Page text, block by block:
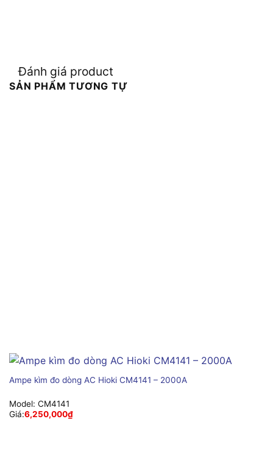
Đánh giá product
SẢN PHẨM TƯƠNG TỰ
Ampe kìm đo dòng AC Hioki CM4141 – 2000A
Model: CM4141
Giá:6,250,000₫